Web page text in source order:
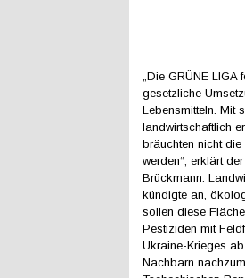
„Die GRÜNE
gesetzliche
Lebensmitteln. Mit
landwirtschaftlich
bräuchten nicht
werden“, erklärt
Brückmann.
kündigte an,
sollen diese
Pestiziden mit
Ukraine-Krieges
Nachbarn